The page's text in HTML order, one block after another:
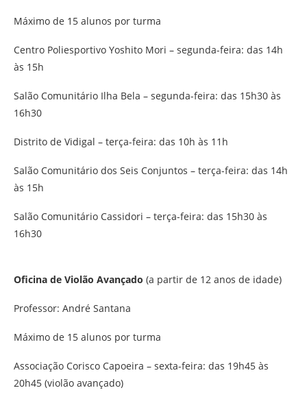
Máximo de 15 alunos por turma
Centro Poliesportivo Yoshito Mori – segunda-feira: das 14h
às 15h
Salão Comunitário Ilha Bela – segunda-feira: das 15h30 às
16h30
Distrito de Vidigal – terça-feira: das 10h às 11h
Salão Comunitário dos Seis Conjuntos – terça-feira: das 14h
às 15h
Salão Comunitário Cassidori – terça-feira: das 15h30 às
16h30
Oficina de Violão Avançado (a partir de 12 anos de idade)
Professor: André Santana
Máximo de 15 alunos por turma
Associação Corisco Capoeira – sexta-feira: das 19h45 às
20h45 (violão avançado)